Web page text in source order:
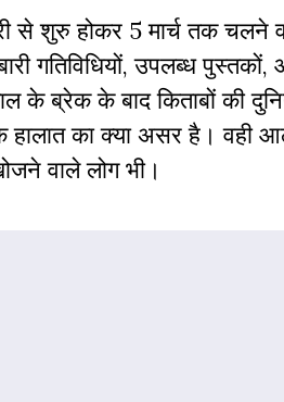
से शुरु होकर 5 मार्च तक चलने
गतिविधियों, उपलब्ध पुस्तकों,
के ब्रेक के बाद किताबों की
हालात का क्या असर है। वही
वाले लोग भी।